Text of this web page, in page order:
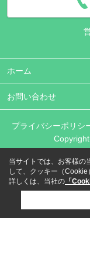
ホーム
お問い合わせ
プライバシーポリシ
当サイトでは、お客様の
して、クッキー（Cookie
詳しくは、当社の 「